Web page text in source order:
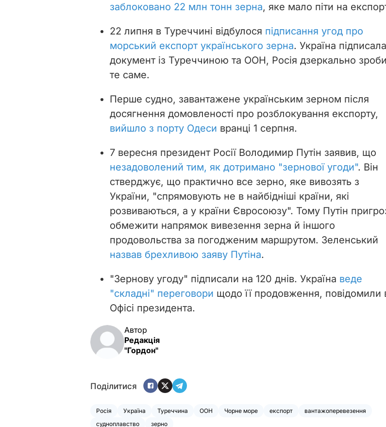
заблоковано 22 млн тонн зерна, яке мало піти на
22 липня в Туреччині відбулося підписання угод про
морський експорт українського зерна. Україна підписала
документ із Туреччиною та ООН, Росія дзеркально
те саме.
Перше судно, завантажене українським зерном після
досягнення домовленості про розблокування експорту,
вийшло з порту Одеси вранці 1 серпня.
7 вересня президент Росії Володимир Путін заявив, що
незадоволений тим, як дотримано "зернової угоди". Він
стверджує, що практично все зерно, яке вивозять з
України, "спрямовують не в найбідніші країни, які
розвиваються, а у країни Євросоюзу". Тому Путін
обмежити напрямок вивезення зерна й іншого
продовольства за погодженим маршрутом. Зеленський
назвав брехливою заяву Путіна.
"Зернову угоду" підписали на 120 днів. Україна веде
"складні" переговори щодо її продовження, повідомили
Офісі президента.
Автор
Редакція
"Гордон"
Поділитися
Росія Україна Туреччина ООН Чорне море експорт
вантажоперевезення
судноплавство
зерно